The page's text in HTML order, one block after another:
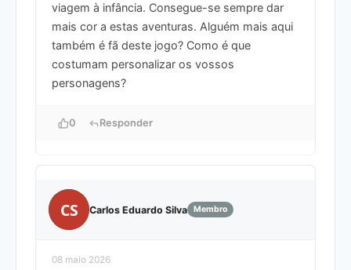
viagem à infância. Consegue-se sempre dar
mais cor a estas aventuras. Alguém mais aqui
também é fã deste jogo? Como é que
costumam personalizar os vossos
personagens?
0 Responder
CS Carlos Eduardo Silva Membro
08 maio 2026